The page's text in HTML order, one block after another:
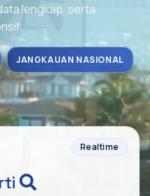
lengkap, serta
JANGKAUAN NASIONAL
Realtime